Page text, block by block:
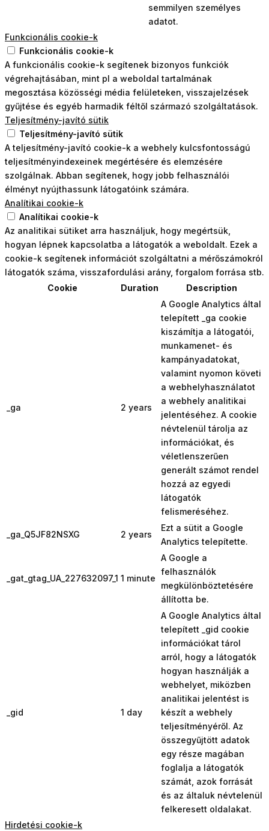
semmilyen személyes
adatot.
Funkcionális cookie-k
Funkcionális cookie-k
A funkcionális cookie-k segítenek bizonyos funkciók
végrehajtásában, mint pl a weboldal tartalmának
megosztása közösségi média felületeken, visszajelzések
gyűjtése és egyéb harmadik féltől származó szolgáltatások.
Teljesítmény-javító sütik
Teljesítmény-javító sütik
A teljesítmény-javító cookie-k a webhely kulcsfontosságú
teljesítményindexeinek megértésére és elemzésére
szolgálnak. Abban segítenek, hogy jobb felhasználói
élményt nyújthassunk látogatóink számára.
Analítikai cookie-k
Analítikai cookie-k
Az analitikai sütiket arra használjuk, hogy megértsük,
hogyan lépnek kapcsolatba a látogatók a weboldalt. Ezek a
cookie-k segítenek információt szolgáltatni a mérőszámokról
látogatók száma, visszafordulási arány, forgalom forrása stb.
Cookie
Duration Description
_ga 2 years
A Google Analytics által
telepített _ga cookie
kiszámítja a látogatói,
munkamenet- és
kampányadatokat,
valamint nyomon követi
a webhelyhasználatot
a webhely analitikai
jelentéséhez. A cookie
névtelenül tárolja az
információkat, és
véletlenszerűen
generált számot rendel
hozzá az egyedi
látogatók
felismeréséhez.
_ga_Q5JF82NSXG 2 years
Ezt a sütit a Google
Analytics telepítette.
_gat_gtag_UA_227632097_1 1 minute
A Google a
felhasználók
megkülönböztetésére
állította be.
_gid 1 day
A Google Analytics által
telepített _gid cookie
információkat tárol
arról, hogy a látogatók
hogyan használják a
webhelyet, miközben
analitikai jelentést is
készít a webhely
teljesítményéről. Az
összegyűjtött adatok
egy része magában
foglalja a látogatók
számát, azok forrását
és az általuk névtelenül
felkeresett oldalakat.
Hirdetési cookie-k